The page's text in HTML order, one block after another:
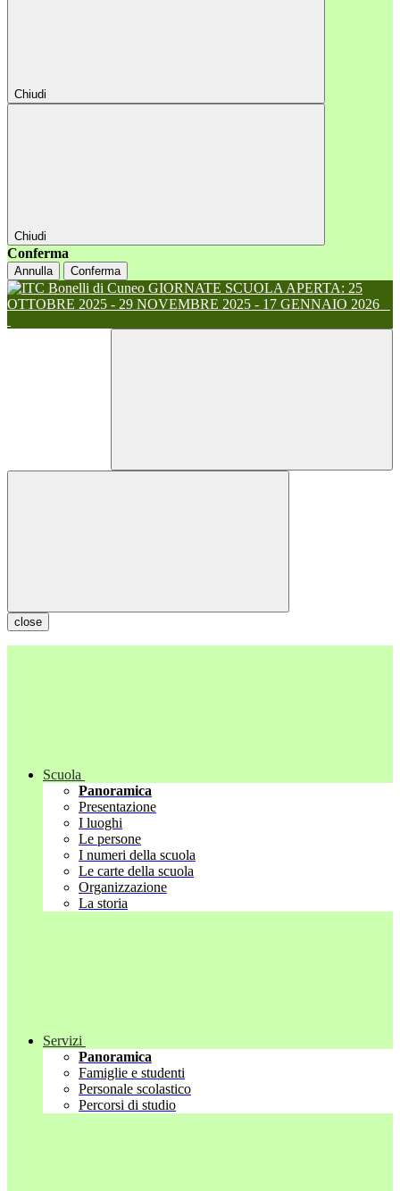
Chiudi
Chiudi
Conferma
Annulla Conferma
GIORNATE SCUOLA APERTA: 25
OTTOBRE 2025 - 29 NOVEMBRE 2025 - 17 GENNAIO 2026
close
Scuola
Panoramica
Presentazione
I luoghi
Le persone
I numeri della scuola
Le carte della scuola
Organizzazione
La storia
Servizi
Panoramica
Famiglie e studenti
Personale scolastico
Percorsi di studio